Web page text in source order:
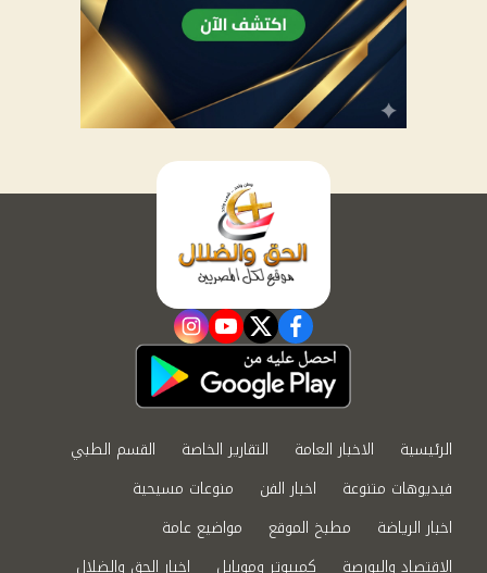
facebook
twitter
youtube
instagram
الرئيسية الاخبار العامة التقارير الخاصة
القسم الطبي
فيديوهات متنوعة
اخبار الفن
منوعات مسيحية
اخبار الرياضة
مطبخ الموقع
مواضيع عامة
الاقتصاد والبورصة
كمبيوتر وموبايل اخبار الحق والضلال